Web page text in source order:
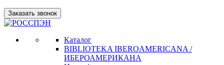
Заказать звонок
Каталог
BIBLIOTEKA IBEROAMERICANA /
ИБЕРОАМЕРИКАНА